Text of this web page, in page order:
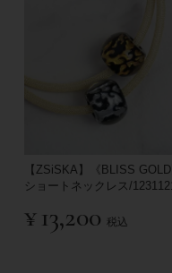
【ZSiSKA】《BLISS GOLD
ショートネックレス/
¥ 13,200 税込